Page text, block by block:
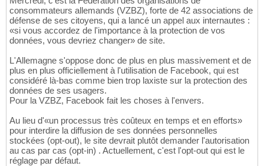
consommateurs allemands (VZBZ), forte de 42 associations de
défense de ses citoyens, qui a lancé un appel aux internautes :
«si vous accordez de l'importance à la protection de vos
données, vous devriez changer» de site.
L'Allemagne s'oppose donc de plus en plus massivement et de
plus en plus officiellement à l'utilisation de Facebook, qui est
considéré là-bas comme bien trop laxiste sur la protection des
données de ses usagers.
Pour la VZBZ, Facebook fait les choses à l'envers.
Au lieu d'«un processus très coûteux en temps et en efforts»
pour interdire la diffusion de ses données personnelles
stockées (opt-out), le site devrait plutôt demander l'autorisation
au cas par cas (opt-in) . Actuellement, c'est l'opt-out qui est le
réglage par défaut.